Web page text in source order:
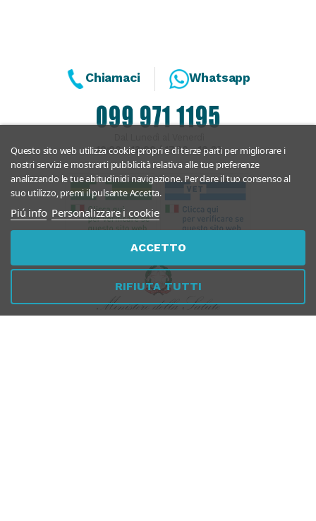
Questo sito web utilizza cookie propri e di terze parti per migliorare i
nostri servizi e mostrarti pubblicità relativa alle tue preferenze
analizzando le tue abitudinidi navigazione. Per dare il tuo consenso al
suo utilizzo, premi il pulsante Accetta.
Piú info Personalizzare i cookie
RIFIUTA TUTTI
ACCETTO
Chiamaci Whatsapp
10:00 - 13:00 / 17.00 - 19.30